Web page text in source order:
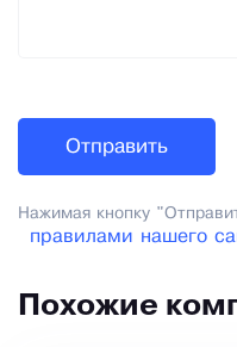
Нажимая кнопку
правилами нашего
Похожие